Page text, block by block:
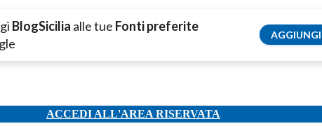
BlogSicilia alle tue Fonti preferite
AGGIUNGI
ACCEDI ALL'AREA RISERVATA